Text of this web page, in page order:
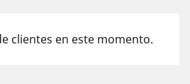
clientes en este momento.